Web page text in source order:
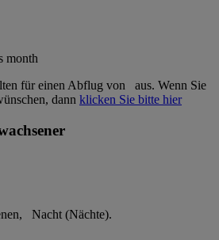
month
für einen Abflug von
aus. Wenn Sie
dann klicken Sie bitte hier
Nacht (Nächte).